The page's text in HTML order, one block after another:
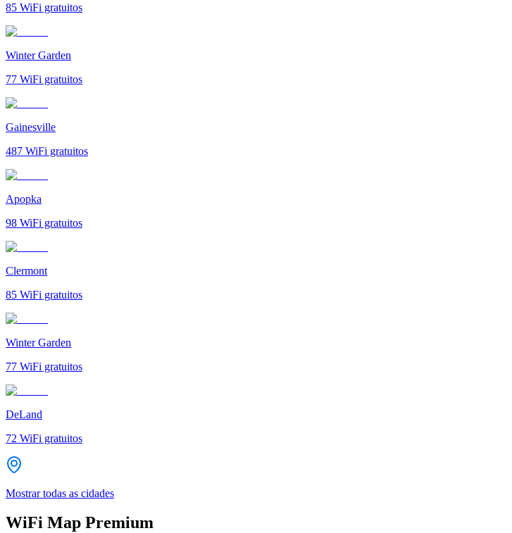
85 WiFi gratuitos
Winter Garden
77 WiFi gratuitos
Gainesville
487 WiFi gratuitos
Apopka
98 WiFi gratuitos
Clermont
85 WiFi gratuitos
Winter Garden
77 WiFi gratuitos
DeLand
72 WiFi gratuitos
Mostrar todas as cidades
WiFi Map Premium